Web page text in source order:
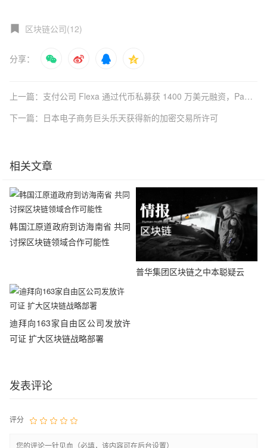
区块链公司(12)
分享：
上一篇：支付公司 Flexa 通过代币私募获 1400 万美元融资，Pantera 等参投
下一篇：日本电子商务巨头乐天获得新的加密交易所许可
相关文章
韩国江原道政府到访海南省 共同
讨探区块链领域合作可能性
普华集团区块链之中本聪疑云
迪拜向163家自由区公司发放许
可证 扩大区块链战略部署
发表评论
评分